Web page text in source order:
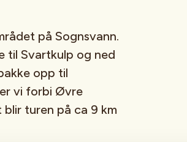
på Sognsvann.
til Svartkulp og ned
opp til
vi forbi Øvre
turen på ca 9 km